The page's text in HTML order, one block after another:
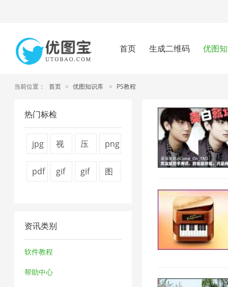
首页 生成二维码 优图
当前位置： 首页 > 优图知识库 > PS教程
热门标检
jpg
缩
1
视
1
压
png
1
pdf
压
缩
1
gif
2
gif
图
资讯类别
软件教程
帮助中心